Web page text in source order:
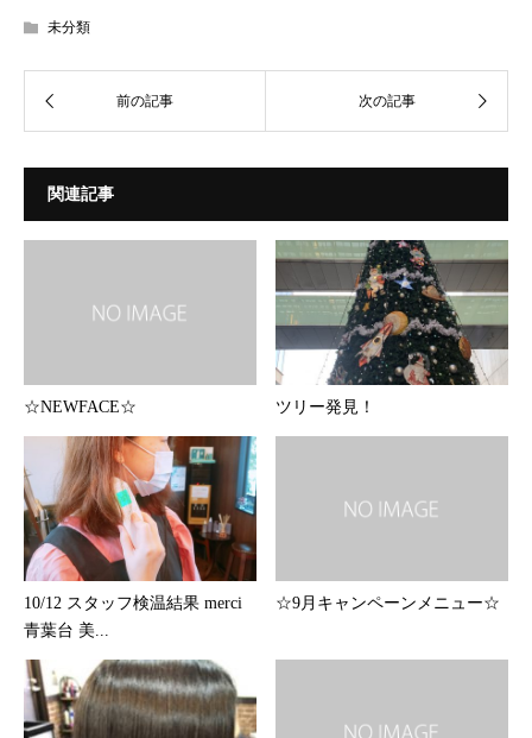
未分類
関連記事
☆NEWFACE☆ ツリー発見！
10/12 スタッフ検温結果 merci
青葉台 美...
☆9月キャンペーンメニュー☆